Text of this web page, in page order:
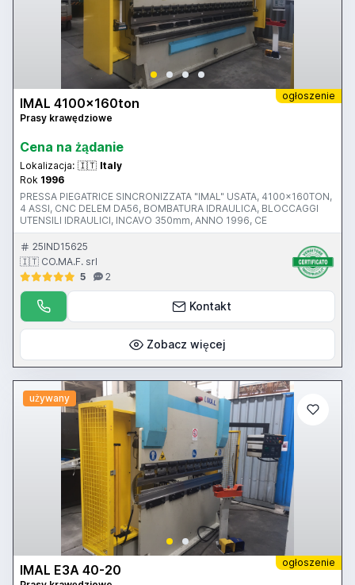
ogłoszenie
IMAL 4100x160ton
Prasy krawędziowe
Cena na żądanie
Lokalizacja: 🇮🇹 Italy
Rok 1996
PRESSA PIEGATRICE SINCRONIZZATA "IMAL" USATA, 4100x160TON,
4 ASSI, CNC DELEM DA56, BOMBATURA IDRAULICA, BLOCCAGGI
UTENSILI IDRAULICI, INCAVO 350mm, ANNO 1996, CE
25IND15625
🇮🇹 CO.MA.F. srl
5
2
Kontakt
Zobacz więcej
używany
ogłoszenie
IMAL E3A 40-20